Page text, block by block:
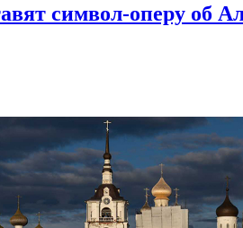
символ-оперу об